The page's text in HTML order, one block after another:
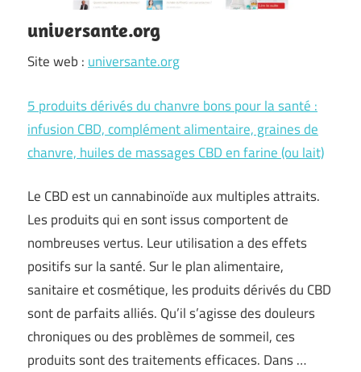
universante.org
Site web :universante.org
5 produits dérivés du chanvre bons pour la santé :
infusion CBD, complément alimentaire, graines de
chanvre, huiles de massages CBD en farine (ou lait)
Le CBD est un cannabinoïde aux multiples attraits.
Les produits qui en sont issus comportent de
nombreuses vertus. Leur utilisation a des effets
positifs sur la santé. Sur le plan alimentaire,
sanitaire et cosmétique, les produits dérivés du CBD
sont de parfaits alliés. Qu’il s’agisse des douleurs
chroniques ou des problèmes de sommeil, ces
produits sont des traitements efficaces. Dans …